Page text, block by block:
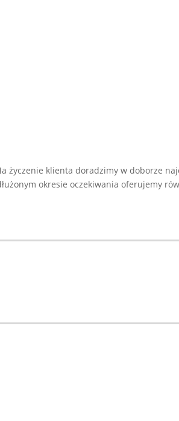
życzenie klienta doradzimy w doborze
okresie oczekiwania oferujemy